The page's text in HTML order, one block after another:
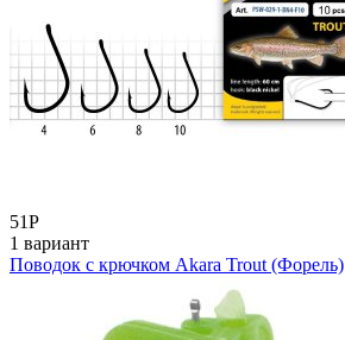
51Р
1 вариант
Поводок с крючком Akara Trout (Форель)